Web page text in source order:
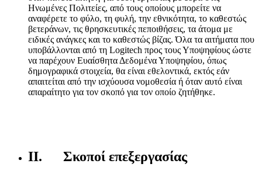
Ηνωμένες Πολιτείες, από τους οποίους μπορείτε να
αναφέρετε το φύλο, τη φυλή, την εθνικότητα, το καθεστώς
βετεράνων, τις θρησκευτικές πεποιθήσεις, τα άτομα με
ειδικές ανάγκες και το καθεστώς βίζας. Όλα τα αιτήματα που
υποβάλλονται από τη Logitech προς τους Υποψηφίους ώστε
να παρέχουν Ευαίσθητα Δεδομένα Υποψηφίου, όπως
δημογραφικά στοιχεία, θα είναι εθελοντικά, εκτός εάν
απαιτείται από την ισχύουσα νομοθεσία ή όταν αυτό είναι
απαραίτητο για τον σκοπό για τον οποίο ζητήθηκε.
II. Σκοποί επεξεργασίας